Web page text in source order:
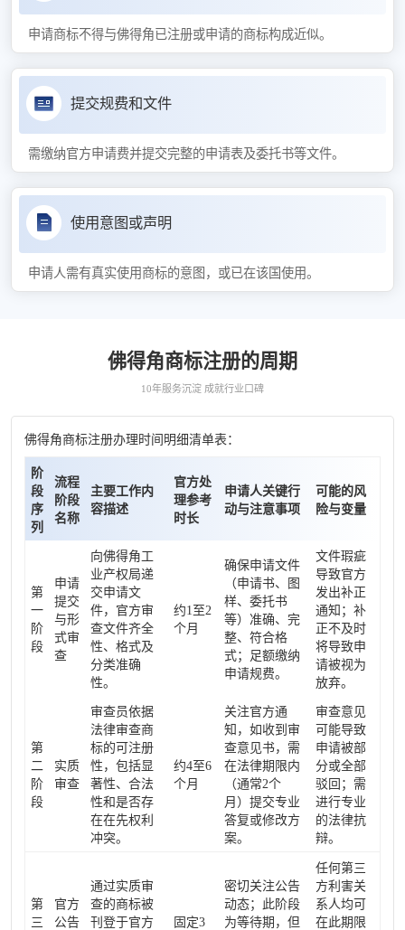
申请商标不得与佛得角已注册或申请的商标构成近似。
提交规费和文件
需缴纳官方申请费并提交完整的申请表及委托书等文件。
使用意图或声明
申请人需有真实使用商标的意图，或已在该国使用。
佛得角商标注册的周期
10年服务沉淀 成就行业口碑
佛得角商标注册办理时间明细清单表：
阶
段
序
列
流程
阶段
名称
主要工作内
容描述
官方处
理参考
时长
申请人关键行
动与注意事项
可能的风
险与变量
第
一
阶
段
申请
提交
与形
式审
查
向佛得角工
业产权局递
交申请文
件，官方审
查文件齐全
性、格式及
分类准确
性。
约1至2
个月
确保申请文件
（申请书、图
样、委托书
等）准确、完
整、符合格
式；足额缴纳
申请规费。
文件瑕疵
导致官方
发出补正
通知；补
正不及时
将导致申
请被视为
放弃。
第
二
阶
段
实质
审查
审查员依据
法律审查商
标的可注册
性，包括显
著性、合法
性和是否存
在在先权利
冲突。
约4至6
个月
关注官方通
知，如收到审
查意见书，需
在法律期限内
（通常2个
月）提交专业
答复或修改方
案。
审查意见
可能导致
申请被部
分或全部
驳回；需
进行专业
的法律抗
辩。
第
三
官方
公告
通过实质审
查的商标被
刊登于官方
固定3
密切关注公告
动态；此阶段
为等待期，但
任何第三
方利害关
系人均可
在此期限